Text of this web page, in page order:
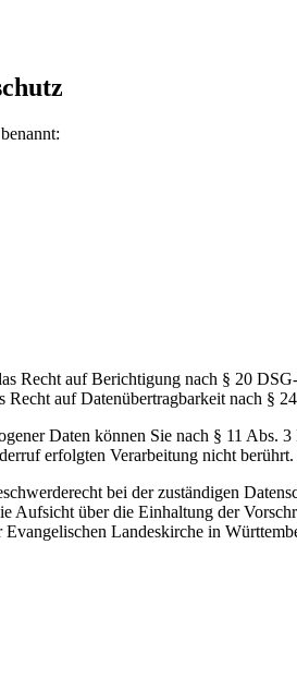
Recht auf Berichtigung nach § 20
auf Datenübertragbarkeit nach §
Daten können Sie nach § 11
erfolgten Verarbeitung nicht
bei der zuständigen
Aufsicht über die Einhaltung der
Landeskirche in